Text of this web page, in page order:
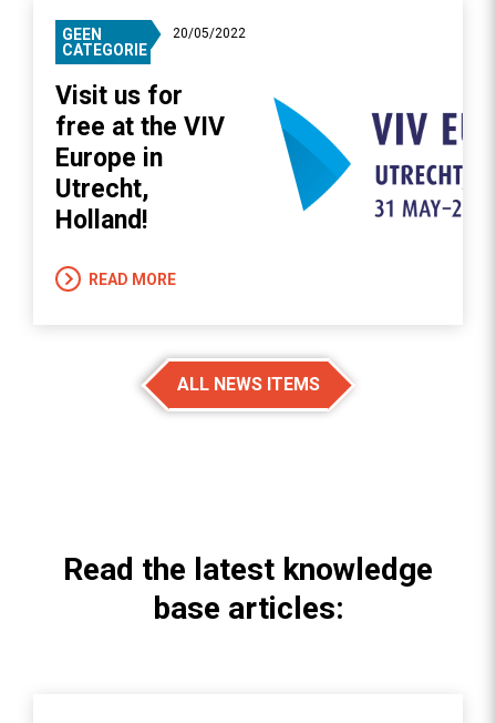
GEEN
CATEGORIE
20/05/2022
Visit us for
free at the VIV
Europe in
Utrecht,
Holland!
READ MORE
ALL NEWS ITEMS
Read the latest knowledge
base articles: